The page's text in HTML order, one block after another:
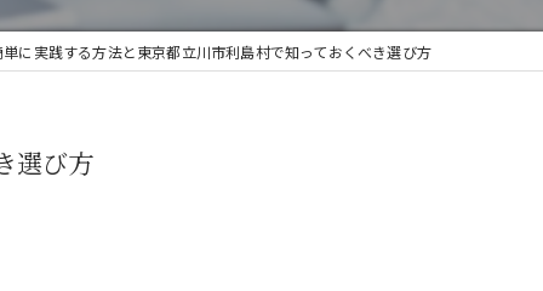
に実践する方法と東京都立川市利島村で知っておくべき選び方
選び方